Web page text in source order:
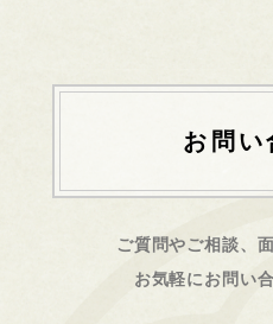
お問い
ご質問やご相談、
お気軽にお問い